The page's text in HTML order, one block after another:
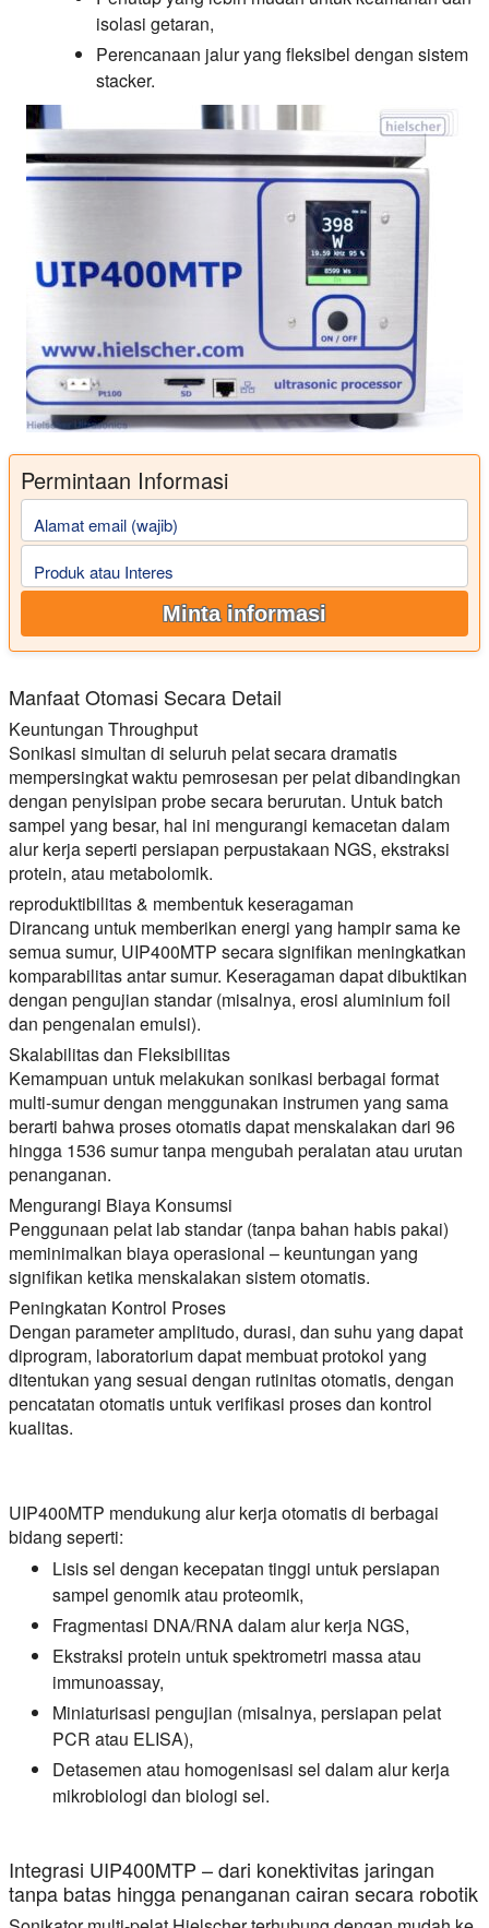
isolasi getaran,
Perencanaan jalur yang fleksibel dengan sistem
stacker.
Permintaan Informasi
Alamat email (wajib)
Produk atau Interes
Minta informasi
Manfaat Otomasi Secara Detail
Keuntungan Throughput
Sonikasi simultan di seluruh pelat secara dramatis
mempersingkat waktu pemrosesan per pelat dibandingkan
dengan penyisipan probe secara berurutan. Untuk batch
sampel yang besar, hal ini mengurangi kemacetan dalam
alur kerja seperti persiapan perpustakaan NGS, ekstraksi
protein, atau metabolomik.
reproduktibilitas & membentuk keseragaman
Dirancang untuk memberikan energi yang hampir sama ke
semua sumur, UIP400MTP secara signifikan meningkatkan
komparabilitas antar sumur. Keseragaman dapat dibuktikan
dengan pengujian standar (misalnya, erosi aluminium foil
dan pengenalan emulsi).
Skalabilitas dan Fleksibilitas
Kemampuan untuk melakukan sonikasi berbagai format
multi-sumur dengan menggunakan instrumen yang sama
berarti bahwa proses otomatis dapat menskalakan dari 96
hingga 1536 sumur tanpa mengubah peralatan atau urutan
penanganan.
Mengurangi Biaya Konsumsi
Penggunaan pelat lab standar (tanpa bahan habis pakai)
meminimalkan biaya operasional – keuntungan yang
signifikan ketika menskalakan sistem otomatis.
Peningkatan Kontrol Proses
Dengan parameter amplitudo, durasi, dan suhu yang dapat
diprogram, laboratorium dapat membuat protokol yang
ditentukan yang sesuai dengan rutinitas otomatis, dengan
pencatatan otomatis untuk verifikasi proses dan kontrol
kualitas.
UIP400MTP mendukung alur kerja otomatis di berbagai
bidang seperti:
Lisis sel dengan kecepatan tinggi untuk persiapan
sampel genomik atau proteomik,
Fragmentasi DNA/RNA dalam alur kerja NGS,
Ekstraksi protein untuk spektrometri massa atau
immunoassay,
Miniaturisasi pengujian (misalnya, persiapan pelat
PCR atau ELISA),
Detasemen atau homogenisasi sel dalam alur kerja
mikrobiologi dan biologi sel.
Integrasi UIP400MTP – dari konektivitas jaringan
tanpa batas hingga penanganan cairan secara robotik